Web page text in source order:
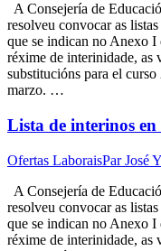
A Consejería de
resolveu convocar as
que se indican no Anexo I
réxime de interinidade, as
substitucións para el
marzo. …
Lista de interinos
Ofertas LaboraisParJosé
A Consejería de
resolveu convocar as
que se indican no Anexo I
réxime de interinidade, as